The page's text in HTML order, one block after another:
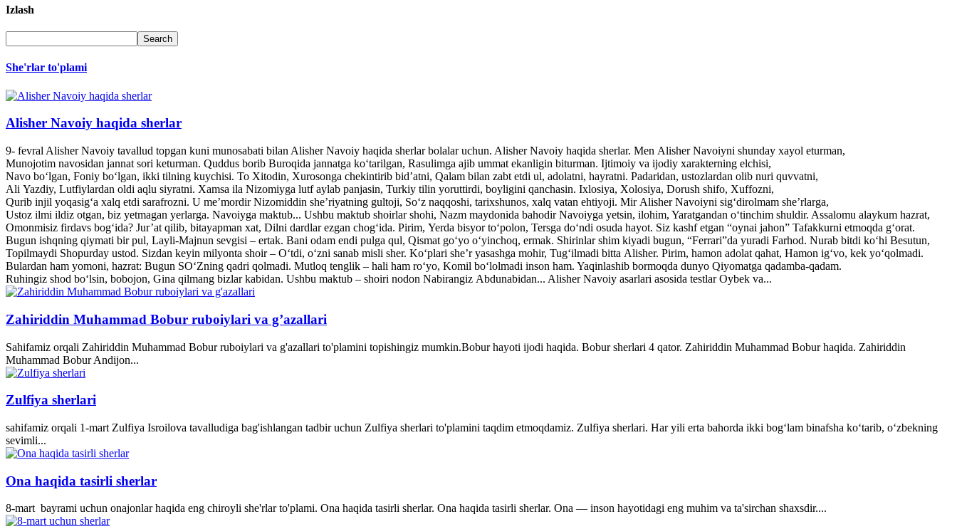
Izlash
She'rlar to'plami
Alisher Navoiy haqida sherlar
9- fevral Alisher Navoiy tavallud topgan kuni munosabati bilan Alisher Navoiy haqida sherlar bolalar uchun. Alisher Navoiy haqida sherlar. Men Alisher Navoiyni shunday xayol eturman,
Munojotim navosidan jannat sori keturman. Quddus borib Buroqida jannatga ko‘tarilgan, Rasulimga ajib ummat ekanligin biturman. Ijtimoiy va ijodiy xarakterning elchisi,
Navo bo‘lgan, Foniy bo‘lgan, ikki tilning kuychisi. To Xitodin, Xurosonga chekintirib bid’atni, Qalam bilan zabt etdi ul, adolatni, hayratni. Padaridan, ustozlardan olib nuri quvvatni,
Ali Yazdiy, Lutfiylardan oldi aqlu siyratni. Xamsa ila Nizomiyga lutf aylab panjasin, Turkiy tilin yoruttirdi, boyligini qanchasin. Ixlosiya, Xolosiya, Dorush shifo, Xuffozni,
Qurib injil yoqasig‘a xalq etdi sarafrozni. U me’mordir Nizomiddin she’riyatning gultoji, So‘z naqqoshi, tarixshunos, xalq vatan ehtiyoji. Mir Alisher Navoiyni sig‘dirolmam she’rlarga,
Ustoz ilmi ildiz otgan, biz yetmagan yerlarga. Navoiyga maktub... Ushbu maktub shoirlar shohi, Nazm maydonida bahodir Navoiyga yetsin, ilohim, Yaratgandan o‘tinchim shuldir. Assalomu alaykum hazrat,
Omonmisiz firdavs bog‘ida? Jur’at qilib, bitayapman xat, Dilni dardlar ezgan chog‘ida. Pirim, Yerda bisyor to‘polon, Tersga do‘ndi osuda hayot. Siz kashf etgan “oynai jahon” Tafakkurni etmoqda g‘orat.
Bugun ishqning qiymati bir pul, Layli-Majnun sevgisi – ertak. Bani odam endi pulga qul, Qismat go‘yo o‘yinchoq, ermak. Shirinlar shim kiyadi bugun, “Ferrari”da yuradi Farhod. Nurab bitdi ko‘hi Besutun,
Topilmaydi Shopurday ustod. Sizdan keyin milyonta shoir – O‘tdi, o‘zni sanab misli sher. Ko‘plari she’r yasashga mohir, Tug‘ilmadi bitta Alisher. Pirim, hamon adolat qahat, Hamon ig‘vo, kek yo‘qolmadi.
Bulardan ham yomoni, hazrat: Bugun SO‘Zning qadri qolmadi. Mutloq tenglik – hali ham ro‘yo, Komil bo‘lolmadi inson ham. Yaqinlashib bormoqda dunyo Qiyomatga qadamba-qadam.
Ruhingiz shod bo‘lsin, bobojon, Gina qilmang bizlar kabidan. Ushbu maktub – shoiri nodon Nabirangiz Abdunabidan... Alisher Navoiy asarlari asosida testlar Oybek va...
Zahiriddin Muhammad Bobur ruboiylari va g’azallari
Sahifamiz orqali Zahiriddin Muhammad Bobur ruboiylari va g'azallari to'plamini topishingiz mumkin.Bobur hayoti ijodi haqida. Bobur sherlari 4 qator. Zahiriddin Muhammad Bobur haqida. Zahiriddin
Muhammad Bobur Andijon...
Zulfiya sherlari
sahifamiz orqali 1-mart Zulfiya Isroilova tavalludiga bag'ishlangan tadbir uchun Zulfiya sherlari to'plamini taqdim etmoqdamiz. Zulfiya sherlari. Har yili erta bahorda ikki bogʻlam binafsha koʻtarib, oʻzbekning
sevimli...
Ona haqida tasirli sherlar
8-mart bayrami uchun onajonlar haqida eng chiroyli she'rlar to'plami. Ona haqida tasirli sherlar. Ona haqida tasirli sherlar. Ona — inson hayotidagi eng muhim va ta'sirchan shaxsdir....